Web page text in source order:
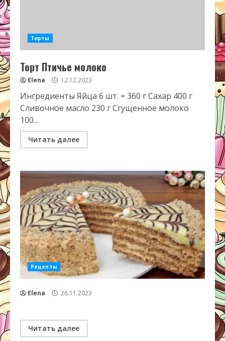
Торты
Торт Птичье молоко
Elena 12.12.2023
Ингредиенты Яйца 6 шт. = 360 г Сахар 400 г
Сливочное масло 230 г Сгущенное молоко
100...
Читать далее
Рецепты
Elena 26.11.2023
Читать далее